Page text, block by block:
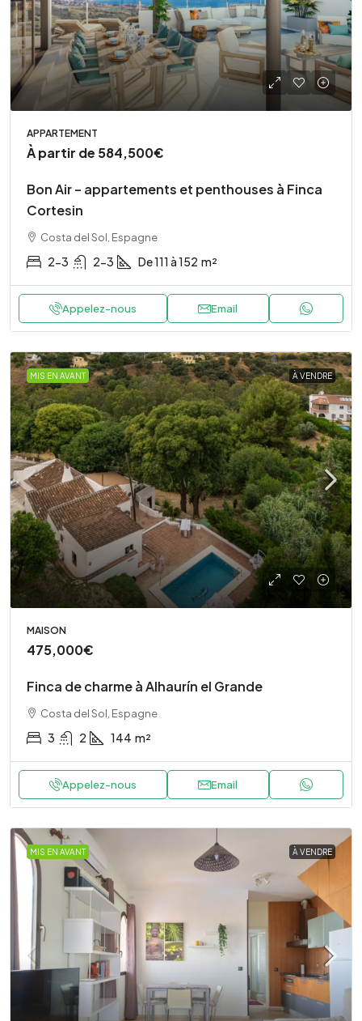
APPARTEMENT
À partir de 584,500€
Bon Air – appartements et penthouses à Finca
Cortesin
Costa del Sol, Espagne
2-3 2-3 De 111 à 152 m²
Appelez-nous Email
MIS EN AVANT À VENDRE
MAISON
475,000€
Finca de charme à Alhaurín el Grande
Costa del Sol, Espagne
3 2 144 m²
Appelez-nous Email
MIS EN AVANT À VENDRE